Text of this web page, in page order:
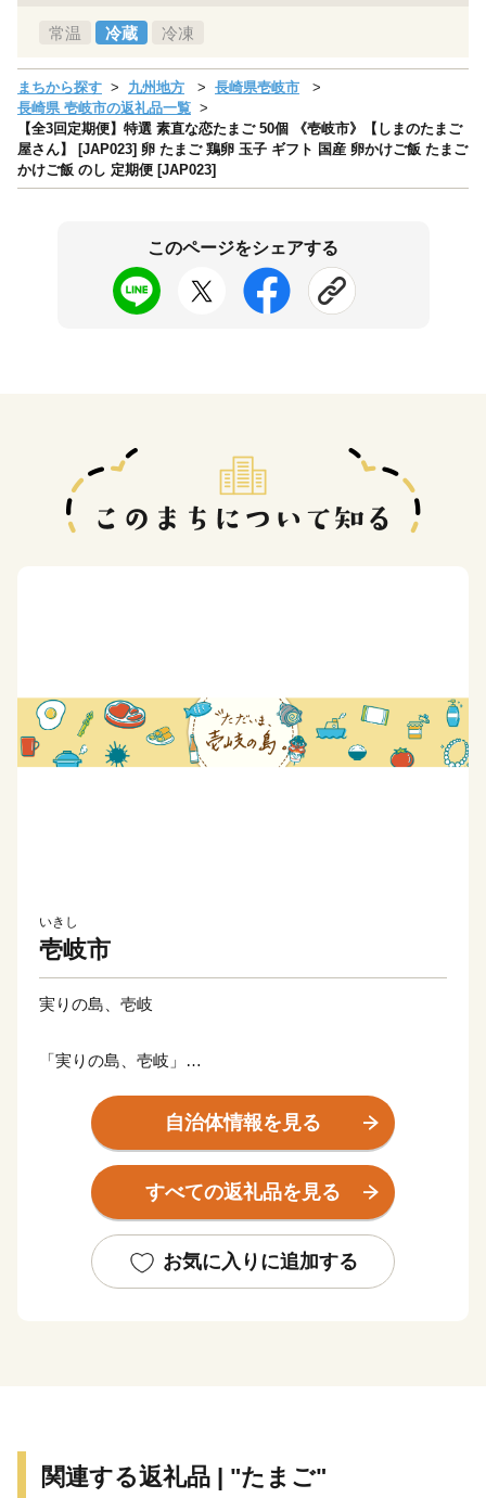
常温 冷蔵 冷凍
まちから探す 九州地方
長崎県壱岐市
長崎県 壱岐市の返礼品一覧
【全3回定期便】特選 素直な恋たまご 50個 《壱岐市》【しまのたまご
屋さん】 [JAP023] 卵 たまご 鶏卵 玉子 ギフト 国産 卵かけご飯 たまご
かけご飯 のし 定期便 [JAP023]
このページをシェアする
いきし
壱岐市
実りの島、壱岐
「実りの島、壱岐」
魏志倭人伝の時代から、大陸との交流の架け橋となって
きました。
人が島と共に生き、歴史・文化、豊かな自然に恵まれ
た、日本の原風景の残る島です。
示認定を受けた「壱岐焼酎」。
壱岐牛、ウニ、海産物など、豊饒な自然が育むS級食
自治体情報を見る
すべての返礼品を見る
お気に入りに追加する
関連する返礼品 | "たまご"